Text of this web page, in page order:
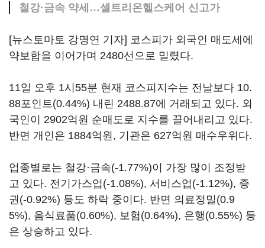
철강·금속 약세…셀트리온헬스케어 신고가
[뉴스토마토 강명연 기자] 코스피가 외국인 매도세에
약보합을 이어가며 2480선으로 밀렸다.
11일 오후 1시55분 현재 코스피지수는 전날보다 10.
88포인트(0.44%) 내린 2488.87에 거래되고 있다. 외
국인이 2902억원 순매도로 지수를 끌어내리고 있다.
반면 개인은 1884억원, 기관은 627억원 매수우위다.
업종별로는 철강·금속(-1.77%)이 가장 많이 조정받
고 있다. 전기가스업(-1.08%), 서비스업(-1.12%), 증
권(-0.92%) 등도 하락 중이다. 반면 의료정밀(0.9
5%), 음식료품(0.60%), 보험(0.64%), 은행(0.55%) 등
은 상승하고 있다.